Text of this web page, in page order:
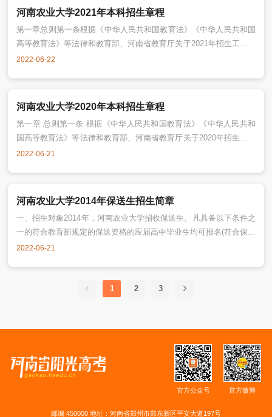
东新区龙子湖高校园区15号，建有郑州文化路校区、龙子湖校区和许
昌校区。主管部门：
河南农业大学2021年本科招生章程
第一章总则第一条根据《中华人民共和国教育法》《中华人民共和国
高等教育法》等法律和教育部、河南省教育厅关于2021年招生工作的
有关规定，并结合学校实际情况，特制定本章程。本章程适用于河南
区文化路95号，建有文化路、龙子湖和许昌三个校区。主管部门：河
南省教育厅。办
2022-06-22
河南农业大学2020年本科招生章程
第一章 总则第一条 根据《中华人民共和国教育法》《中华人民共和
国高等教育法》等法律和教育部、河南省教育厅关于2020年招生工作
的有关规定，并结合学校实际情况，特制订本章程。本章程适用于河
区文化路95号，建有文化路、龙子湖和许昌三个校区。主管部门：河
南省教育
2022-06-21
河南农业大学2014年保送生招生简章
一、招生对象2014年，河南农业大学招收保送生。凡具备以下条件之
一的符合教育部规定的保送资格的应届高中毕业生均可报名(符合保送
资格的考生名单，可登陆教育部“阳光高考”平台查询，网址：
招生文件为准。二、报名办法1.通
2022-06-21
1 2 3
官方公众号 官方微博
邮编 450000 地址：河南省郑州市郑东新区平安大道197号